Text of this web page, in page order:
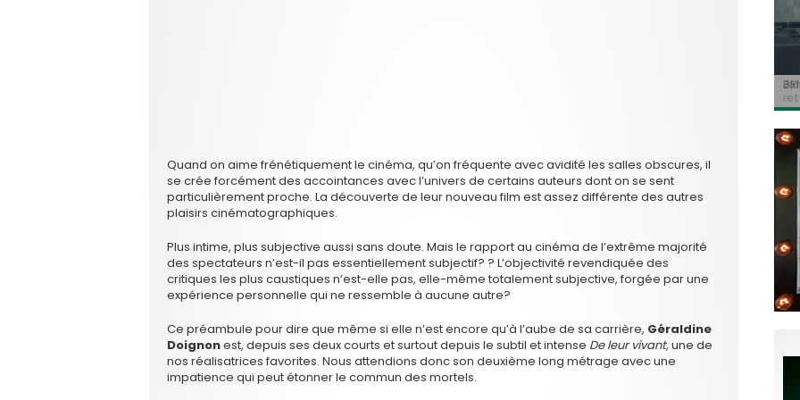
Quand on aime frénétiquement le cinéma, qu’on fréquente avec avidité les salles obscures, il
se crée forcément des accointances avec l’univers de certains auteurs dont on se sent
particulièrement proche. La découverte de leur nouveau film est assez différente des autres
plaisirs cinématographiques.
Plus intime, plus subjective aussi sans doute. Mais le rapport au cinéma de l’extrême majorité
des spectateurs n’est-il pas essentiellement subjectif? ? L’objectivité revendiquée des
critiques les plus caustiques n’est-elle pas, elle-même totalement subjective, forgée par une
expérience personnelle qui ne ressemble à aucune autre?
Ce préambule pour dire que même si elle n’est encore qu’à l’aube de sa carrière, Géraldine
Doignonest, depuis ses deux courts et surtout depuis le subtil et intense De leur vivant,une de
nos réalisatrices favorites. Nous attendions donc son deuxième long métrage avec une
impatience qui peut étonner le commun des mortels.
du
«
«